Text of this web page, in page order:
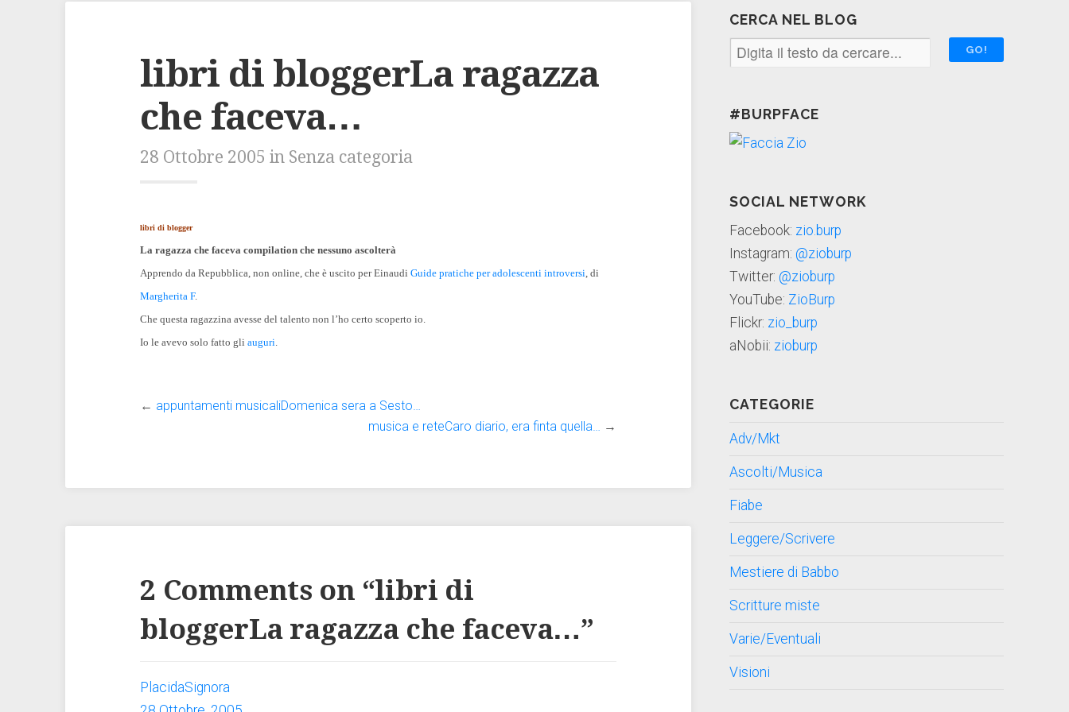
libri di bloggerLa ragazza
che faceva…
28 Ottobre 2005 in Senza categoria
libri di blogger
La ragazza che faceva compilation che nessuno ascolterà
Apprendo da Repubblica, non online, che è uscito per EinaudiGuide pratiche per adolescenti introversi, di
Margherita F.
Che questa ragazzina avesse del talento non l’ho certo scoperto io.
Io le avevo solo fatto gliauguri.
← appuntamenti musicaliDomenica sera a Sesto…
musica e reteCaro diario, era finta quella… →
2 Comments on “libri di
bloggerLa ragazza che faceva…”
PlacidaSignora
CERCA NEL BLOG
#BURPFACE
SOCIAL NETWORK
Facebook: zio.burp
Instagram: @zioburp
Twitter: @zioburp
YouTube: ZioBurp
Flickr: zio_burp
aNobii: zioburp
CATEGORIE
Adv/Mkt
Ascolti/Musica
Fiabe
Leggere/Scrivere
Mestiere di Babbo
Scritture miste
Varie/Eventuali
Visioni